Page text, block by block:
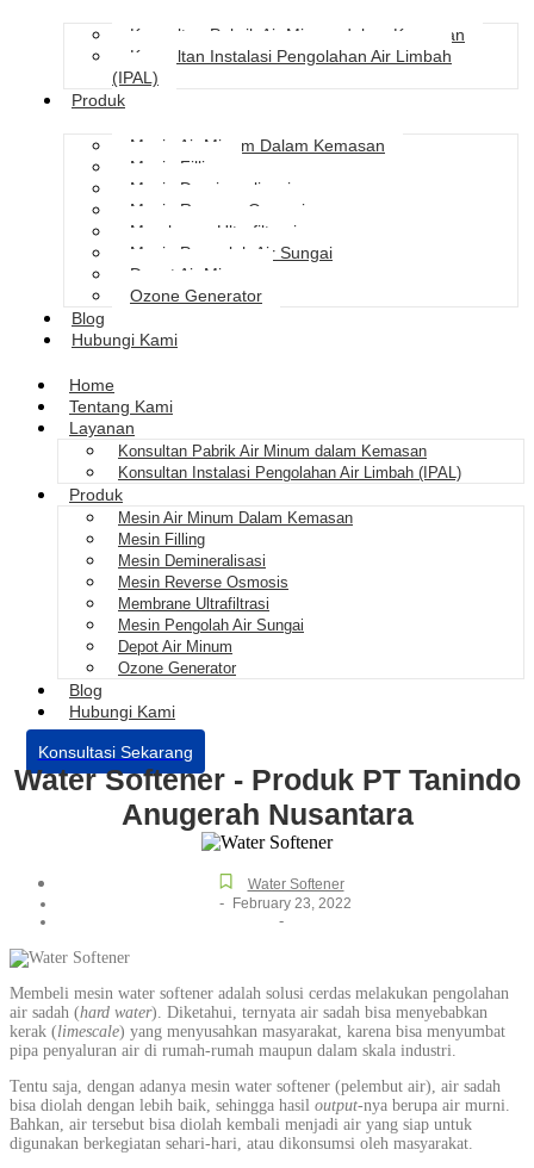
Konsultan Pabrik Air Minum dalam Kemasan
Konsultan Instalasi Pengolahan Air Limbah
(IPAL)
Produk
Mesin Air Minum Dalam Kemasan
Mesin Filling
Mesin Demineralisasi
Mesin Reverse Osmosis
Membrane Ultrafiltrasi
Mesin Pengolah Air Sungai
Depot Air Minum
Ozone Generator
Blog
Hubungi Kami
Home
Tentang Kami
Layanan
Konsultan Pabrik Air Minum dalam Kemasan
Konsultan Instalasi Pengolahan Air Limbah (IPAL)
Produk
Mesin Air Minum Dalam Kemasan
Mesin Filling
Mesin Demineralisasi
Mesin Reverse Osmosis
Membrane Ultrafiltrasi
Mesin Pengolah Air Sungai
Depot Air Minum
Ozone Generator
Blog
Hubungi Kami
Konsultasi Sekarang
Water Softener - Produk PT Tanindo
Anugerah Nusantara
Water Softener
- February 23, 2022
-
Membeli mesin water softener adalah solusi cerdas melakukan pengolahan
air sadah (hard water). Diketahui, ternyata air sadah bisa menyebabkan
kerak (limescale) yang menyusahkan masyarakat, karena bisa menyumbat
pipa penyaluran air di rumah-rumah maupun dalam skala industri.
Tentu saja, dengan adanya mesin water softener (pelembut air), air sadah
bisa diolah dengan lebih baik, sehingga hasil output-nya berupa air murni.
Bahkan, air tersebut bisa diolah kembali menjadi air yang siap untuk
digunakan berkegiatan sehari-hari, atau dikonsumsi oleh masyarakat.